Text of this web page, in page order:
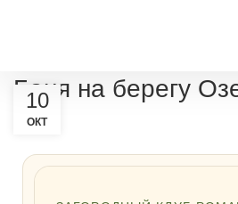
Баня на берегу
10
ОКТ